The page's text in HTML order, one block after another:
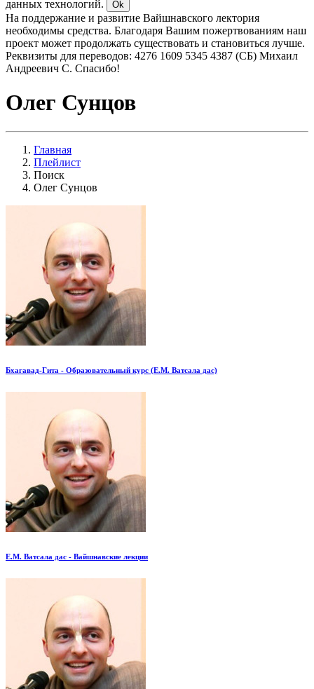
данных технологий.
Ok
На поддержание и развитие Вайшнавского лектория
необходимы средства. Благодаря Вашим пожертвованиям наш
проект может продолжать существовать и становиться лучше.
Реквизиты для переводов: 4276 1609 5345 4387 (СБ) Михаил
Андреевич С. Спасибо!
Олег Сунцов
Главная
Плейлист
Поиск
Олег Сунцов
Бхагавад-Гита - Образовательный курс (Е.М. Ватсала дас)
Е.М. Ватсала дас - Вайшнавские лекции